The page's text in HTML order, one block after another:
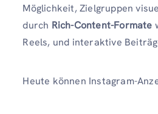
Möglichkeit, Zielgruppen
durch Rich-Content-Formate
Reels, und interaktive
Heute können Instagram-